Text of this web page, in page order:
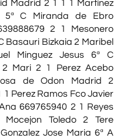
Madrid 2 1 1 1 Martinez
5ª C Miranda de Ebro
2 1 Mesonero
Basauri Bizkaia 2 Maribel
Minguez Jesus 6ª C
Mari 2 1 Perez Acebo
de Odon Madrid 2
1 Perez Ramos Fco Javier
669765940 2 1 Reyes
Toledo 2 Tere
Jose Maria 6ª A